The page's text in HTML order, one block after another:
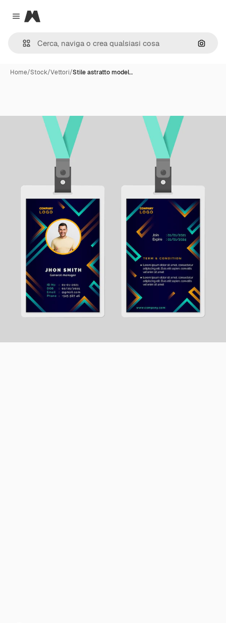
Close menu
Magnific
Cerca
Home/Stock/Vettori/Stile astratto model…